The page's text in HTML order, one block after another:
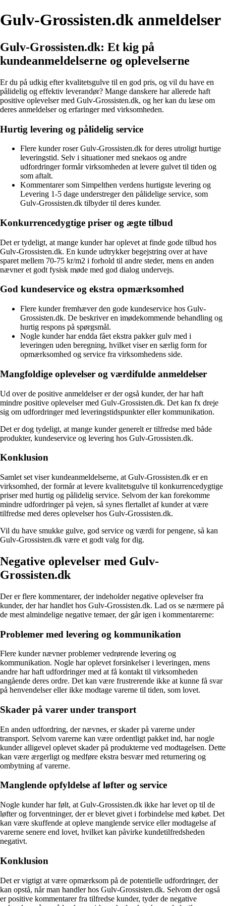
Gulv-Grossisten.dk anmeldelser
Gulv-Grossisten.dk: Et kig på
kundeanmeldelserne og oplevelserne
Er du på udkig efter kvalitetsgulve til en god pris, og vil du have en
pålidelig og effektiv leverandør? Mange danskere har allerede haft
positive oplevelser med Gulv-Grossisten.dk, og her kan du læse om
deres anmeldelser og erfaringer med virksomheden.
Hurtig levering og pålidelig service
Flere kunder roser Gulv-Grossisten.dk for deres utroligt hurtige
leveringstid. Selv i situationer med snekaos og andre
udfordringer formår virksomheden at levere gulvet til tiden og
som aftalt.
Kommentarer som Simpelthen verdens hurtigste levering og
Levering 1-5 dage understreger den pålidelige service, som
Gulv-Grossisten.dk tilbyder til deres kunder.
Konkurrencedygtige priser og ægte tilbud
Det er tydeligt, at mange kunder har oplevet at finde gode tilbud hos
Gulv-Grossisten.dk. En kunde udtrykker begejstring over at have
sparet mellem 70-75 kr/m2 i forhold til andre steder, mens en anden
nævner et godt fysisk møde med god dialog undervejs.
God kundeservice og ekstra opmærksomhed
Flere kunder fremhæver den gode kundeservice hos Gulv-
Grossisten.dk. De beskriver en imødekommende behandling og
hurtig respons på spørgsmål.
Nogle kunder har endda fået ekstra pakker gulv med i
leveringen uden beregning, hvilket viser en særlig form for
opmærksomhed og service fra virksomhedens side.
Mangfoldige oplevelser og værdifulde anmeldelser
Ud over de positive anmeldelser er der også kunder, der har haft
mindre positive oplevelser med Gulv-Grossisten.dk. Det kan fx dreje
sig om udfordringer med leveringstidspunkter eller kommunikation.
Det er dog tydeligt, at mange kunder generelt er tilfredse med både
produkter, kundeservice og levering hos Gulv-Grossisten.dk.
Konklusion
Samlet set viser kundeanmeldelserne, at Gulv-Grossisten.dk er en
virksomhed, der formår at levere kvalitetsgulve til konkurrencedygtige
priser med hurtig og pålidelig service. Selvom der kan forekomme
mindre udfordringer på vejen, så synes flertallet af kunder at være
tilfredse med deres oplevelser hos Gulv-Grossisten.dk.
Vil du have smukke gulve, god service og værdi for pengene, så kan
Gulv-Grossisten.dk være et godt valg for dig.
Negative oplevelser med Gulv-
Grossisten.dk
Der er flere kommentarer, der indeholder negative oplevelser fra
kunder, der har handlet hos Gulv-Grossisten.dk. Lad os se nærmere på
de mest almindelige negative temaer, der går igen i kommentarerne:
Problemer med levering og kommunikation
Flere kunder nævner problemer vedrørende levering og
kommunikation. Nogle har oplevet forsinkelser i leveringen, mens
andre har haft udfordringer med at få kontakt til virksomheden
angående deres ordre. Det kan være frustrerende ikke at kunne få svar
på henvendelser eller ikke modtage varerne til tiden, som lovet.
Skader på varer under transport
En anden udfordring, der nævnes, er skader på varerne under
transport. Selvom varerne kan være ordentligt pakket ind, har nogle
kunder alligevel oplevet skader på produkterne ved modtagelsen. Dette
kan være ærgerligt og medføre ekstra besvær med returnering og
ombytning af varerne.
Manglende opfyldelse af løfter og service
Nogle kunder har følt, at Gulv-Grossisten.dk ikke har levet op til de
løfter og forventninger, der er blevet givet i forbindelse med købet. Det
kan være skuffende at opleve manglende service eller modtagelse af
varerne senere end lovet, hvilket kan påvirke kundetilfredsheden
negativt.
Konklusion
Det er vigtigt at være opmærksom på de potentielle udfordringer, der
kan opstå, når man handler hos Gulv-Grossisten.dk. Selvom der også
er positive kommentarer fra tilfredse kunder, tyder de negative